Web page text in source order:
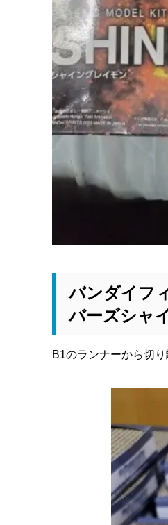
バンダイフ
バーズシャ
B1のランナーから切